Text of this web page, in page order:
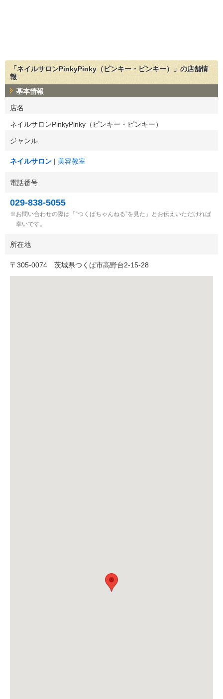
「ネイルサロンPinkyPinky（ピンキー・ピンキー）」の店舗情
報
基本情報
店名
ネイルサロンPinkyPinky（ピンキー・ピンキー）
ジャンル
ネイルサロン 美容教室
電話番号
029-838-5055
お問い合わせの際は「“つくばちゃんねる”を見た」とお伝えいただければ
幸いです。
所在地
〒 305-0074 茨城県つくば市高野台2-15-28